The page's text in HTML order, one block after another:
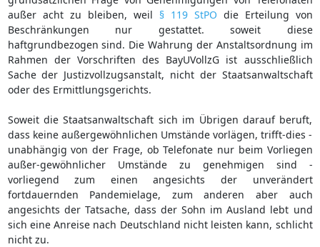
außer acht zu bleiben, weil § 119 StPO die Erteilung von
Beschränkungen nur gestattet. soweit diese
haftgrundbezogen sind. Die Wahrung der Anstaltsordnung im
Rahmen der Vorschriften des BayUVollzG ist ausschließlich
Sache der Justizvollzugsanstalt, nicht der Staatsanwaltschaft
oder des Ermittlungsgerichts.
Soweit die Staatsanwaltschaft sich im Übrigen darauf beruft,
dass keine außergewöhnlichen Umstände vorlägen, trifft-dies -
unabhängig von der Frage, ob Telefonate nur beim Vorliegen
außer-gewöhnlicher Umstände zu genehmigen sind -
vorliegend zum einen angesichts der unverändert
fortdauernden Pandemielage, zum anderen aber auch
angesichts der Tatsache, dass der Sohn im Ausland lebt und
sich eine Anreise nach Deutschland nicht leisten kann, schlicht
nicht zu.